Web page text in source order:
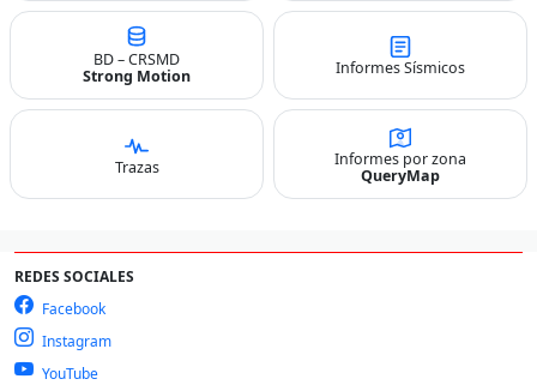
BD – CRSMD
Strong Motion
Informes Sísmicos
Trazas
Informes por zona
QueryMap
REDES SOCIALES
Facebook
Instagram
YouTube